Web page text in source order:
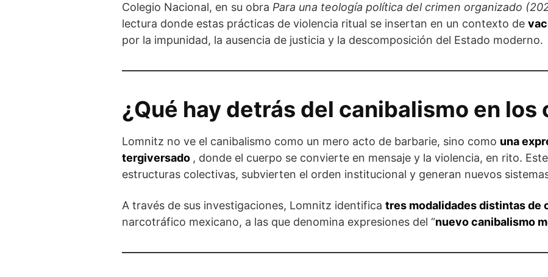
Colegio Nacional, en su obra Para una teología política del crimen organizado
lectura donde estas prácticas de violencia ritual se insertan en un contexto de
por la impunidad, la ausencia de justicia y la descomposición del Estado moderno.
¿Qué hay detrás del canibalismo en los
Lomnitz no ve el canibalismo como un mero acto de barbarie, sino como una
tergiversado , donde el cuerpo se convierte en mensaje y la violencia, en rito.
estructuras colectivas, subvierten el orden institucional y generan nuevos
A través de sus investigaciones, Lomnitz identifica tres modalidades distintas de
narcotráfico mexicano, a las que denomina expresiones del “nuevo canibalismo